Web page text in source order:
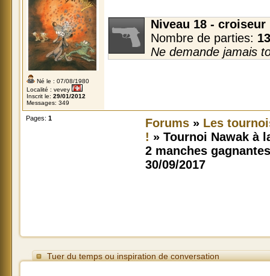
Né le : 07/08/1980
Localité : vevey
Inscrit le: 29/01/2012
Messages: 349
Niveau 18 -
Nombre de parties:
Ne demande jamais
Pages: 1 Forums » Les
! » Tournoi Nawak à
2 manches
30/09/2017
Tuer du temps ou inspiration de conversation